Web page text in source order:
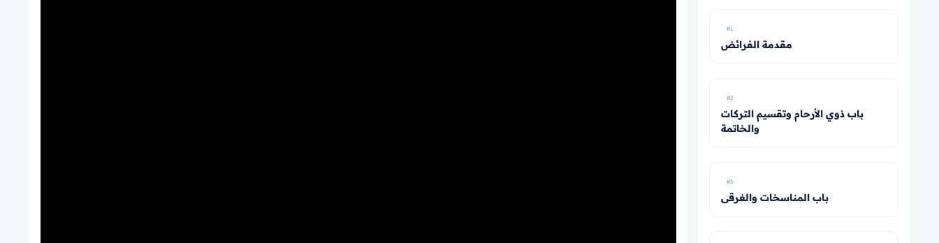
#1
مقدمة الفرائض
#2
باب ذوي الأرحام وتقسيم التركات
والخاتمة
#3
باب المناسخات والغرقى